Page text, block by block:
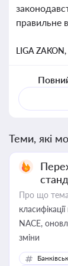
правильне
LIGA ZAKON,
Теми, які
Про що
NACE,
зміни